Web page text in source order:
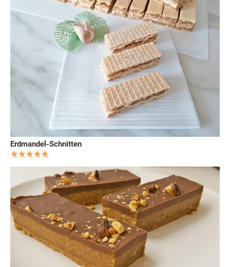
Erdmandel-Schnitten